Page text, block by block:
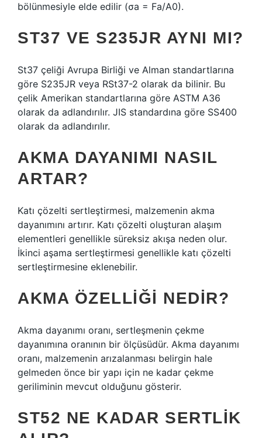
bölünmesiyle elde edilir (σa = Fa/A0).
ST37 VE S235JR AYNI MI?
St37 çeliği Avrupa Birliği ve Alman standartlarına
göre S235JR veya RSt37-2 olarak da bilinir. Bu
çelik Amerikan standartlarına göre ASTM A36
olarak da adlandırılır. JIS standardına göre SS400
olarak da adlandırılır.
AKMA DAYANIMI NASIL
ARTAR?
Katı çözelti sertleştirmesi, malzemenin akma
dayanımını artırır. Katı çözelti oluşturan alaşım
elementleri genellikle süreksiz akışa neden olur.
İkinci aşama sertleştirmesi genellikle katı çözelti
sertleştirmesine eklenebilir.
AKMA ÖZELLIĞI NEDIR?
Akma dayanımı oranı, sertleşmenin çekme
dayanımına oranının bir ölçüsüdür. Akma dayanımı
oranı, malzemenin arızalanması belirgin hale
gelmeden önce bir yapı için ne kadar çekme
geriliminin mevcut olduğunu gösterir.
ST52 NE KADAR SERTLIK